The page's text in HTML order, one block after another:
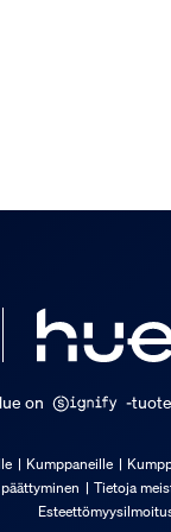
on -
Kumppaneille
Tietoja